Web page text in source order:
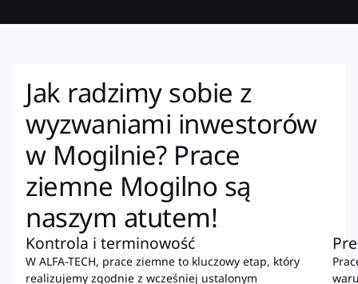
Jak radzimy sobie z
wyzwaniami inwestorów
w Mogilnie? Prace
ziemne Mogilno są
naszym atutem!
Kontrola i terminowość
W ALFA-TECH, prace ziemne to kluczowy etap, który
realizujemy zgodnie z wcześniej ustalonym